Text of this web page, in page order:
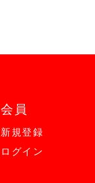
会員
新規登録
ログイン